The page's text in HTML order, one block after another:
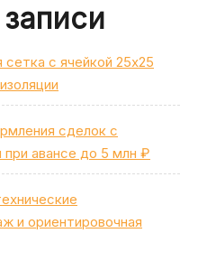
сетка с ячейкой 25х25
сделок с
авансе до 5 млн ₽
и ориентировочная